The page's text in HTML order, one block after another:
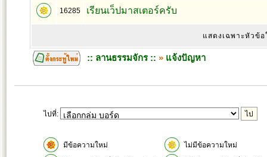
16285 เรียนเว็ปมาสเตอร์ครับ
แสดงเฉพาะหัวข้อ
:: ลานธรรมจักร :: » แจ้งปัญหา
ไปที่:
มีข้อความใหม่
ไม่มีข้อความใหม่